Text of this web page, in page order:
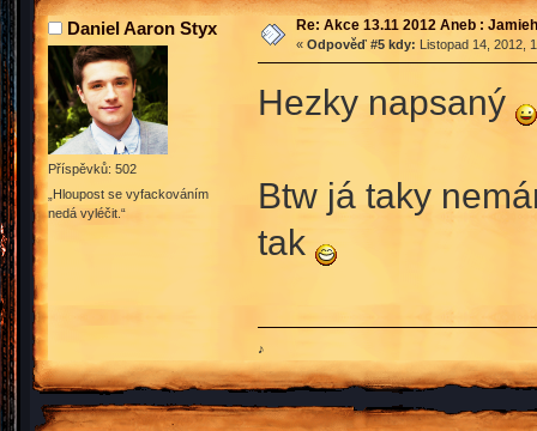
Daniel Aaron Styx
Příspěvků: 502
„Hloupost se vyfackováním
nedá vyléčit.“
Re: Akce 13.11 2012 Aneb :
« Odpověď #5 kdy: Listopad 14, 2012,
Hezky napsaný
Btw já taky
tak
♪